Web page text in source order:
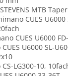
STEVENS MTB
CUES
CUES U6000
U6000 SL-
LG300-10,